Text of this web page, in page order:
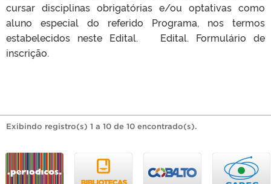
cursar disciplinas obrigatórias e/ou optativas como
aluno especial do referido Programa, nos termos
estabelecidos neste Edital. Edital. Formulário de
inscrição.
Exibindo registro(s) 1 a 10 de 10 encontrado(s).